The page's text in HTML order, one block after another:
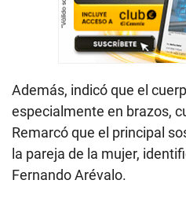
Además, indicó que el
especialmente en brazos,
Remarcó que el principal
la pareja de la mujer,
Fernando Arévalo.